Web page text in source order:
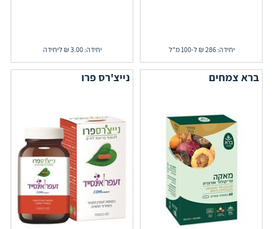
יחידה: 286 ₪ ל-100 מ"ל יחידה: 3.00 ₪ ליחידה
ברא צמחים נייצ'רס פרו